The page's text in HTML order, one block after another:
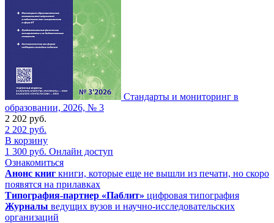
Стандарты и мониторинг в
образовании, 2026, № 3
2 202 руб.
2 202 руб.
В корзину
1 300 руб. Онлайн доступ
Ознакомиться
Анонс книг книги, которые еще не вышли из печати, но скоро
появятся на прилавках
Типография-партнер «Паблит» цифровая типография
Журналы ведущих вузов и научно-исследовательских
организаций